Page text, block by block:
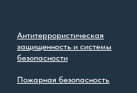
Антитеррористическая
защищенность и системы
безопасности
Пожарная безопасность